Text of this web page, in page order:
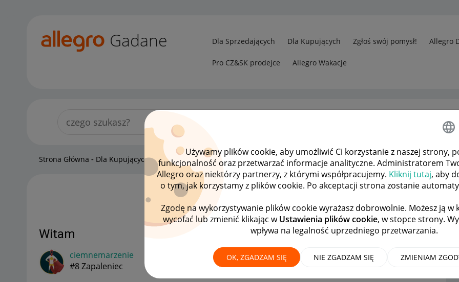
Używamy plików cookie, aby umożliwić Ci korzystanie z naszej strony,
funkcjonalność oraz przetwarzać informacje analityczne. Administratorem
Allegro oraz niektórzy partnerzy, z którymi współpracujemy. Kliknij tutaj, aby
o tym, jak korzystamy z plików cookie. Po akceptacji strona zostanie
Zgodę na wykorzystywanie plików cookie wyrażasz dobrowolnie. Możesz ją w
wycofać lub zmienić klikając wUstawienia plików cookie, w stopce strony.
wpływa na legalność uprzedniego przetwarzania.
OK, ZGADZAM SIĘ NIE ZGADZAM SIĘ ZMIENIAM
Gadane Dla Sprzedających Dla Kupujących Zgłoś swój pomysł! Allegro
Pro CZ&SK prodejce Allegro Wakacje
Strona Główna Dla Kupujących Kupujący o Allegro Lokalnie Odp.: Witam
Witam
ciemnemarzenie
#8 Zapaleniec
LISTA TEMATÓW POPRZEDNIA NASTĘPNA